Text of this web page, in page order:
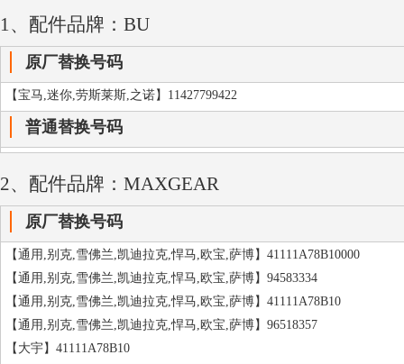
1、配件品牌：BU
原厂替换号码
【宝马,迷你,劳斯莱斯,之诺】11427799422
普通替换号码
2、配件品牌：MAXGEAR
原厂替换号码
【通用,别克,雪佛兰,凯迪拉克,悍马,欧宝,萨博】41111A78B10000
【通用,别克,雪佛兰,凯迪拉克,悍马,欧宝,萨博】94583334
【通用,别克,雪佛兰,凯迪拉克,悍马,欧宝,萨博】41111A78B10
【通用,别克,雪佛兰,凯迪拉克,悍马,欧宝,萨博】96518357
【大宇】41111A78B10